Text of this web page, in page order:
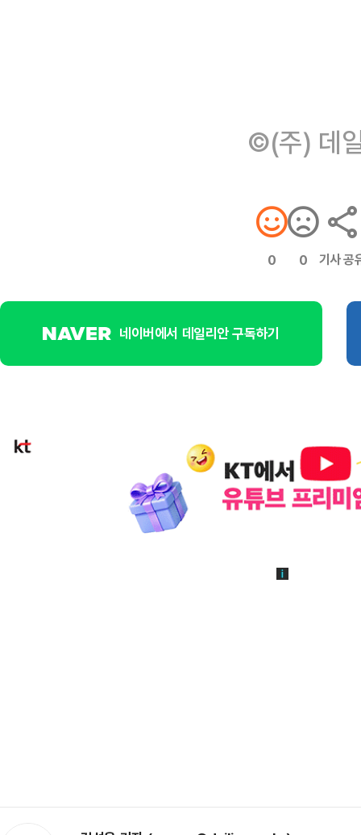
©(주) 데
0 0 기사 공
네이버에서 데일리안 구독하기